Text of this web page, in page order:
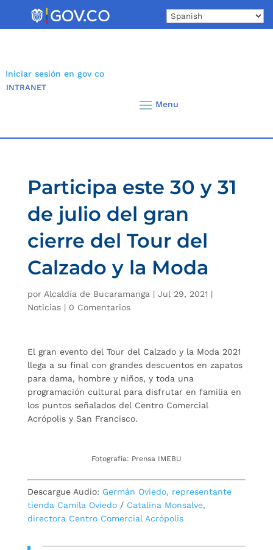
Iniciar sesión en gov co
INTRANET
Participa este 30 y 31
de julio del gran
cierre del Tour del
Calzado y la Moda
por Alcaldía de Bucaramanga | Jul 29, 2021 |
Noticias| 0 Comentarios
El gran evento del Tour del Calzado y la Moda 2021
llega a su final con grandes descuentos en zapatos
para dama, hombre y niños, y toda una
programación cultural para disfrutar en familia en
los puntos señalados del Centro Comercial
Acrópolis y San Francisco.
Fotografía: Prensa IMEBU
Descargue Audio: Germán Oviedo, representante
tienda Camila Oviedo/ Catalina Monsalve,
directora Centro Comercial Acrópolis